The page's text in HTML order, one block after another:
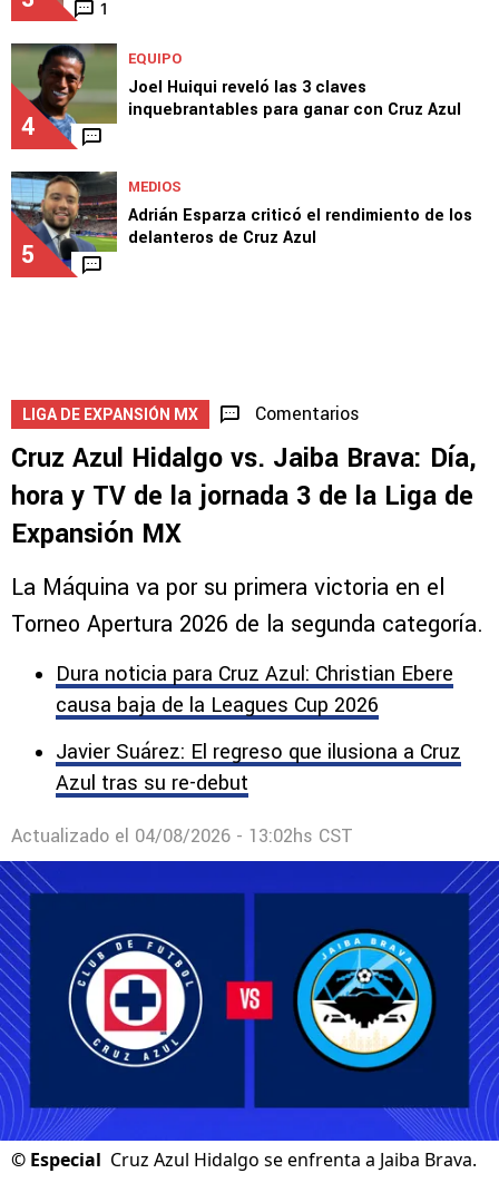
1
4
EQUIPO
Joel Huiqui reveló las 3 claves
inquebrantables para ganar con Cruz Azul
5
MEDIOS
Adrián Esparza criticó el rendimiento de los
delanteros de Cruz Azul
LIGA DE EXPANSIÓN MX Comentarios
Cruz Azul Hidalgo vs. Jaiba Brava: Día,
hora y TV de la jornada 3 de la Liga de
Expansión MX
La Máquina va por su primera victoria en el
Torneo Apertura 2026 de la segunda categoría.
Dura noticia para Cruz Azul: Christian Ebere
causa baja de la Leagues Cup 2026
Javier Suárez: El regreso que ilusiona a Cruz
Azul tras su re-debut
Actualizado el 04/08/2026 - 13:02hs CST
© Especial Cruz Azul Hidalgo se enfrenta a Jaiba Brava.